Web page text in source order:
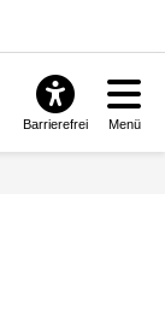
Barrierefrei Menü